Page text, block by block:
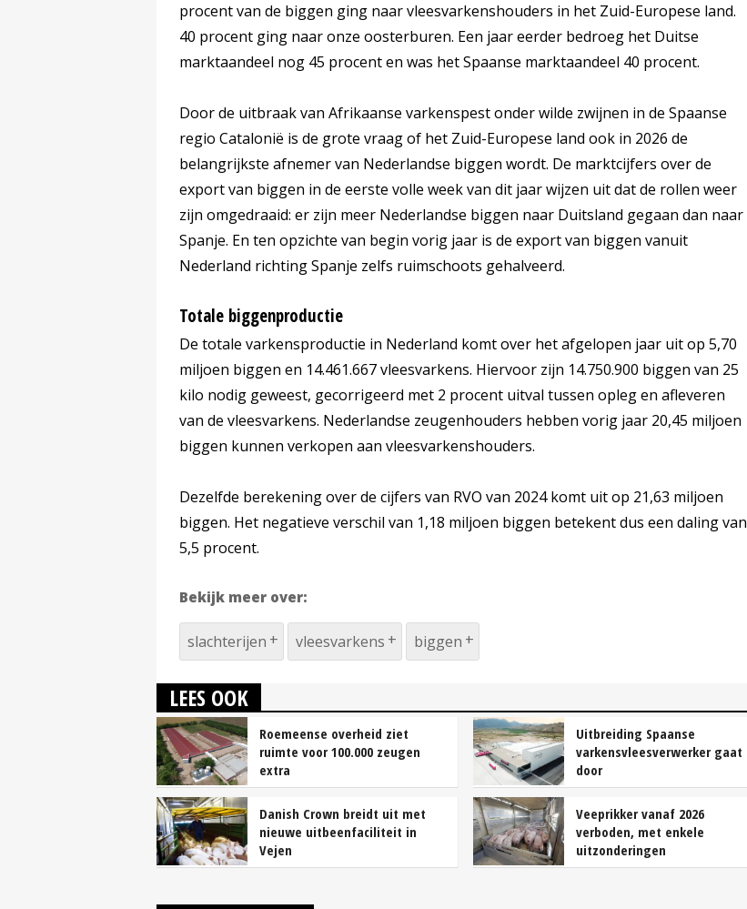
procent van de biggen ging naar vleesvarkenshouders in het Zuid-Europese land.
40 procent ging naar onze oosterburen. Een jaar eerder bedroeg het Duitse
marktaandeel nog 45 procent en was het Spaanse marktaandeel 40 procent.
Door de uitbraak van Afrikaanse varkenspest onder wilde zwijnen in de Spaanse
regio Catalonië is de grote vraag of het Zuid-Europese land ook in 2026 de
belangrijkste afnemer van Nederlandse biggen wordt. De marktcijfers over de
export van biggen in de eerste volle week van dit jaar wijzen uit dat de rollen weer
zijn omgedraaid: er zijn meer Nederlandse biggen naar Duitsland gegaan dan naar
Spanje. En ten opzichte van begin vorig jaar is de export van biggen vanuit
Nederland richting Spanje zelfs ruimschoots gehalveerd.
Totale biggenproductie
De totale varkensproductie in Nederland komt over het afgelopen jaar uit op 5,70
miljoen biggen en 14.461.667 vleesvarkens. Hiervoor zijn 14.750.900 biggen van 25
kilo nodig geweest, gecorrigeerd met 2 procent uitval tussen opleg en afleveren
van de vleesvarkens. Nederlandse zeugenhouders hebben vorig jaar 20,45 miljoen
biggen kunnen verkopen aan vleesvarkenshouders.
Dezelfde berekening over de cijfers van RVO van 2024 komt uit op 21,63 miljoen
biggen. Het negatieve verschil van 1,18 miljoen biggen betekent dus een daling van
5,5 procent.
Bekijk meer over:
slachterijen vleesvarkens biggen
LEES OOK
Roemeense overheid ziet
ruimte voor 100.000 zeugen
extra
Uitbreiding Spaanse
varkensvleesverwerker gaat
door
Danish Crown breidt uit met
nieuwe uitbeenfaciliteit in
Vejen
Veeprikker vanaf 2026
verboden, met enkele
uitzonderingen